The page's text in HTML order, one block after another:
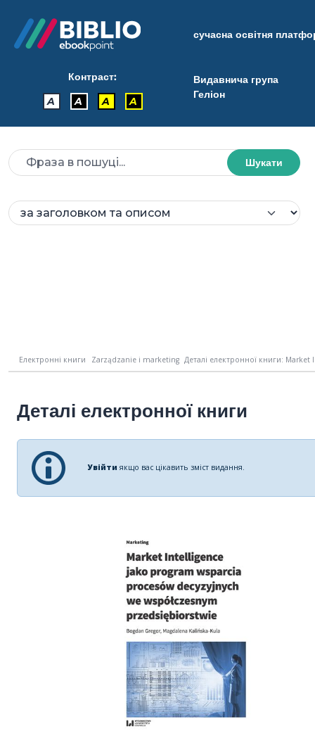
сучасна освітня
Контраст:
A
A A A
Видавнича група
Геліон
Шукати
Електронні книги Zarządzanie i marketing Деталі електронної книги:
Деталі електронної книги
Увійти якщо вас цікавить зміст видання.